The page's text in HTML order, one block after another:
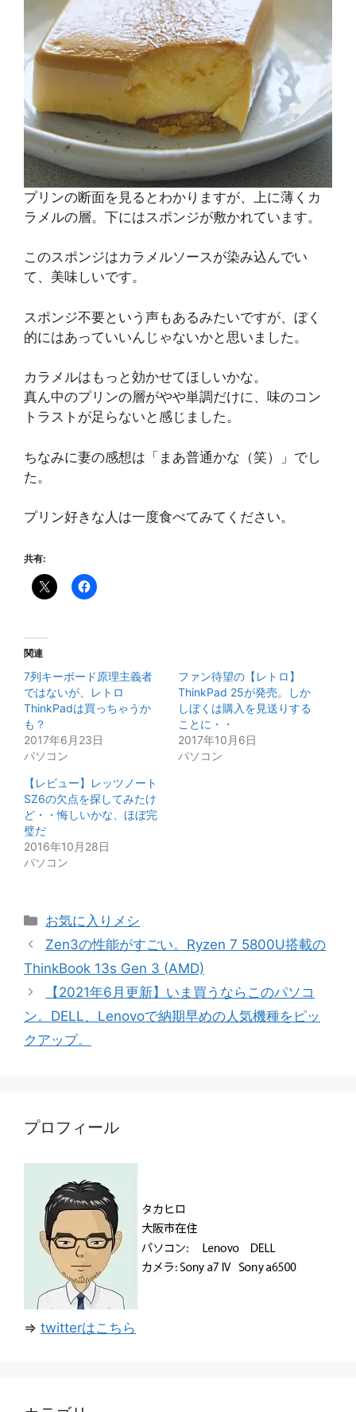
プリンの断面を見るとわかりますが、上に薄くカ
ラメルの層。下にはスポンジが敷かれています。
このスポンジはカラメルソースが染み込んでい
て、美味しいです。
スポンジ不要という声もあるみたいですが、ぼく
的にはあっていいんじゃないかと思いました。
カラメルはもっと効かせてほしいかな。
真ん中のプリンの層がやや単調だけに、味のコン
トラストが足らないと感じました。
ちなみに妻の感想は「まあ普通かな（笑）」でし
た。
プリン好きな人は一度食べてみてください。
共有:
関連
7列キーボード原理主義者
ではないが、レトロ
ThinkPadは買っちゃうか
も？
2017年6月23日
パソコン
ファン待望の【レトロ】
ThinkPad 25が発売。しか
しぼくは購入を見送りする
ことに・・
2017年10月6日
パソコン
【レビュー】レッツノート
SZ6の欠点を探してみたけ
ど・・悔しいかな、ほぼ完
璧だ
2016年10月28日
パソコン
カ
テ
リ
ー
お気に入りメシ
Zen3の性能がすごい。Ryzen 7 5800U搭載の
ThinkBook 13s Gen 3 (AMD)
【2021年6月更新】いま買うならこのパソコ
ン。DELL、Lenovoで納期早めの人気機種をピッ
クアップ。
プロフィール
⇒ twitterはこちら